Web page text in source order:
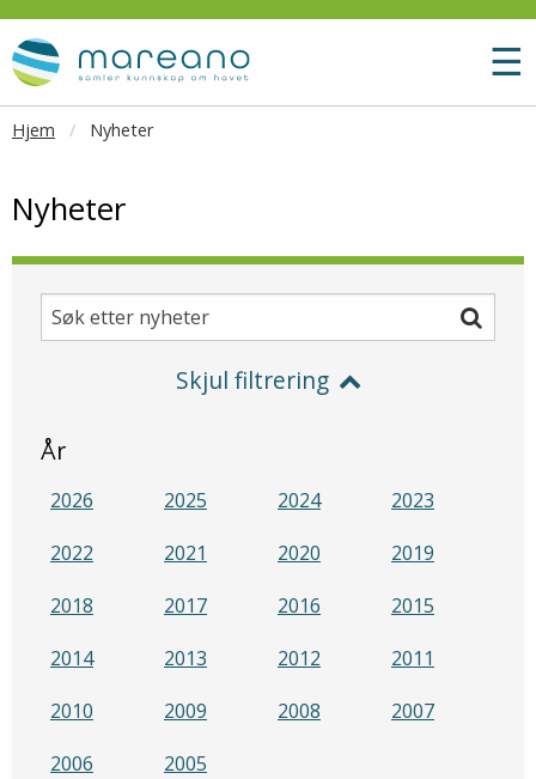
Gå til hovedinnhold
☰
Hjem Nyheter
Nyheter
Søk etter nyheter
Søk
Skjul filtrering
År
2026 2025 2024
2023
2022
2021 2020
2019
2018
2017 2016
2015
2014
2013 2012
2011
2010
2009 2008
2007
2006
2005